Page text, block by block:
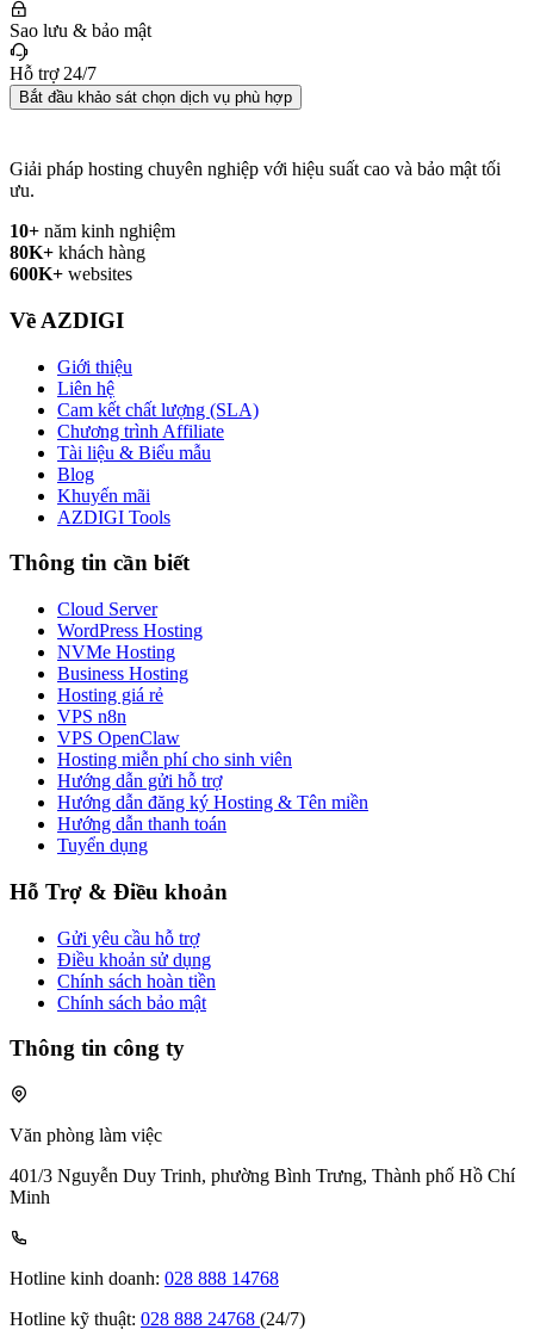
Sao lưu & bảo mật
Hỗ trợ 24/7
Bắt đầu khảo sát chọn dịch vụ phù hợp
Giải pháp hosting chuyên nghiệp với hiệu suất cao và bảo mật tối
ưu.
10+ năm kinh nghiệm
80K+ khách hàng
600K+ websites
Về AZDIGI
Giới thiệu
Liên hệ
Cam kết chất lượng (SLA)
Chương trình Affiliate
Tài liệu & Biểu mẫu
Blog
Khuyến mãi
AZDIGI Tools
Thông tin cần biết
Cloud Server
WordPress Hosting
NVMe Hosting
Business Hosting
Hosting giá rẻ
VPS n8n
VPS OpenClaw
Hosting miễn phí cho sinh viên
Hướng dẫn gửi hỗ trợ
Hướng dẫn đăng ký Hosting & Tên miền
Hướng dẫn thanh toán
Tuyển dụng
Hỗ Trợ & Điều khoản
Gửi yêu cầu hỗ trợ
Điều khoản sử dụng
Chính sách hoàn tiền
Chính sách bảo mật
Thông tin công ty
Văn phòng làm việc
401/3 Nguyễn Duy Trinh, phường Bình Trưng, Thành phố Hồ Chí
Minh
Hotline kinh doanh: 028 888 14768
Hotline kỹ thuật: 028 888 24768 (24/7)